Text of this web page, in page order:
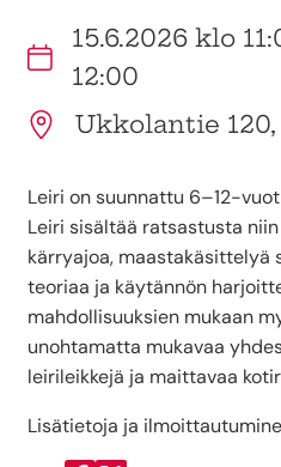
15.6.2026 klo
12:00
Ukkolantie
Leiri on suunnattu 6–12-
Leiri sisältää ratsastusta
kärryajoa, maastakäsittelyä
teoriaa ja käytännön
mahdollisuuksien mukaan
unohtamatta mukavaa
leirileikkejä ja maittavaa
Lisätietoja ja